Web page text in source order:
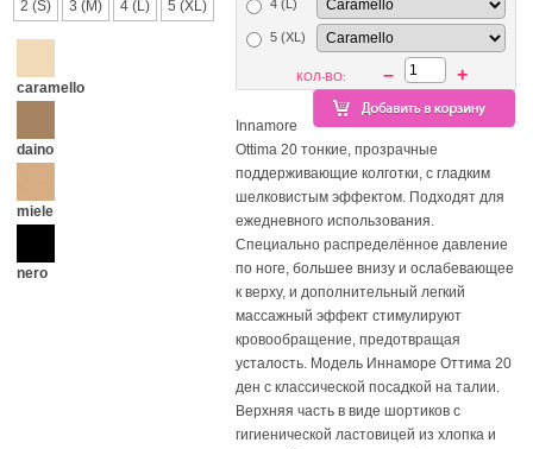
2 (S) 3 (M) 4 (L) 5 (XL)
caramello
daino
miele
nero
4 (L)
5 (XL)
КОЛ-ВО: – +
Innamore
Ottima 20 тонкие, прозрачные
поддерживающие колготки, с гладким
шелковистым эффектом. Подходят для
ежедневного использования.
Специально распределённое давление
по ноге, большее внизу и ослабевающее
к верху, и дополнительный легкий
массажный эффект стимулируют
кровообращение, предотвращая
усталость. Модель Иннаморе Оттима 20
ден с классической посадкой на талии.
Верхняя часть в виде шортиков с
гигиенической ластовицей из хлопка и